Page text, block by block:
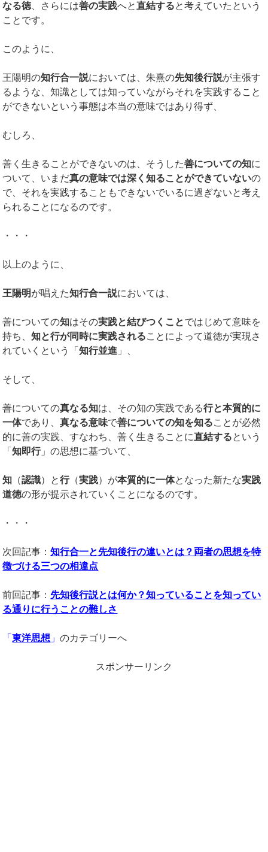
なる徳、さらには善の実践へと直結すると考えていたという
ことです。
このように、
王陽明の知行合一説においては、朱熹の先知後行説が主張す
るような、知識としては知っていながらそれを実践すること
ができないという事態は本当の意味ではあり得ず、
むしろ、
善く生きることができないのは、そうした善についての知に
ついて、いまだ真の意味では深く知ることができていないの
で、それを実践することもできないでいるに過ぎないと考え
られることになるのです。
・・・
以上のように、
王陽明が唱えた知行合一説においては、
善についての知はその実践と結びつくことではじめて意味を
持ち、知と行が同時に実践されることによって道徳が実現さ
れていくという「知行並進 」、
そして、
善についての真なる知は、その知の実践である行と本質的に
一体であり、真なる意味で善についての知を知ることが必然
的に善の実践、すなわち、善く生きることに直結するという
「知即行」の思想に基づいて、
知 （認識）と行（実践）が本質的に一体となった新たな実践
道徳の形が提示されていくことになるのです。
・・・
次回記事：知行合一と先知後行の違いとは？両者の思想を特
徴づける三つの相違点
前回記事：先知後行説とは何か？知っていることを知ってい
る通りに行うことの難しさ
「東洋思想 」のカテゴリーへ
スポンサーリンク